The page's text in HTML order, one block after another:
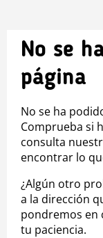
No se
página
No se ha
Comprueba si
consulta
encontrar lo
¿Algún otro
a la dirección
pondremos en
tu paciencia.